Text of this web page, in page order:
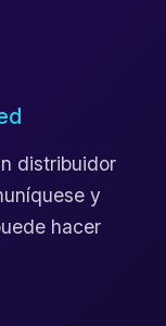
distribuidor
y
hacer